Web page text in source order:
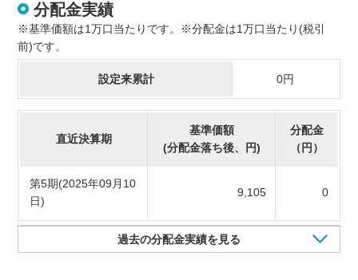
分配金実績
※基準価額は1万口当たりです。※分配金は1万口当たり(税引
前)です。
設定来累計 0円
直近決算期
基準価額
(分配金落ち後、円)
分配金
（円）
第5期(2025年09月10
日)
9,105 0
過去の分配金実績を見る